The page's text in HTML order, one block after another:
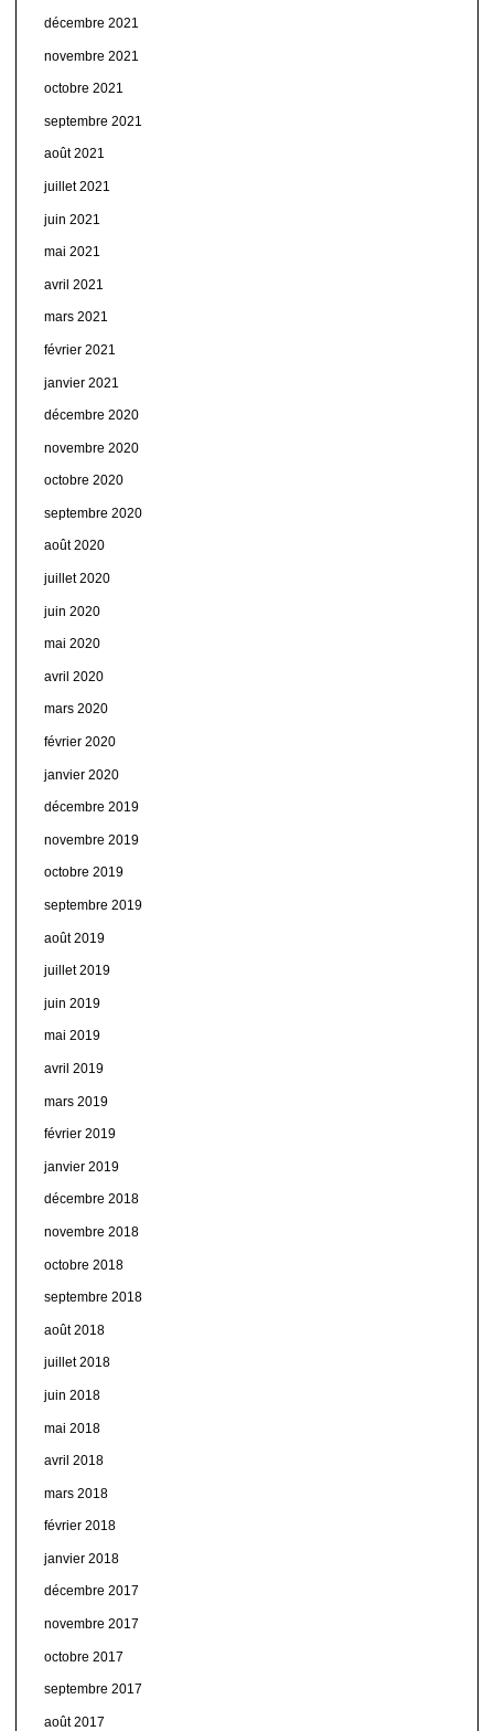
décembre 2021
novembre 2021
octobre 2021
septembre 2021
août 2021
juillet 2021
juin 2021
mai 2021
avril 2021
mars 2021
février 2021
janvier 2021
décembre 2020
novembre 2020
octobre 2020
septembre 2020
août 2020
juillet 2020
juin 2020
mai 2020
avril 2020
mars 2020
février 2020
janvier 2020
décembre 2019
novembre 2019
octobre 2019
septembre 2019
août 2019
juillet 2019
juin 2019
mai 2019
avril 2019
mars 2019
février 2019
janvier 2019
décembre 2018
novembre 2018
octobre 2018
septembre 2018
août 2018
juillet 2018
juin 2018
mai 2018
avril 2018
mars 2018
février 2018
janvier 2018
décembre 2017
novembre 2017
octobre 2017
septembre 2017
août 2017